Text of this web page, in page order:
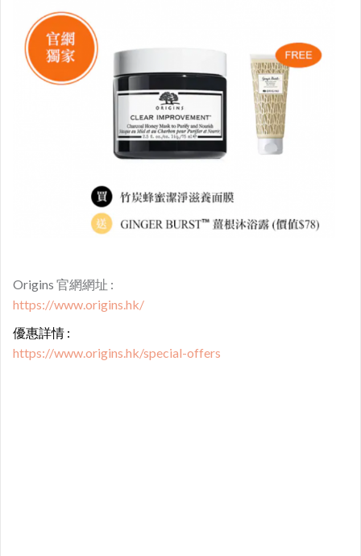
Origins 官網網址 :
https://www.origins.hk/
優惠詳情 :
https://www.origins.hk/special-offers